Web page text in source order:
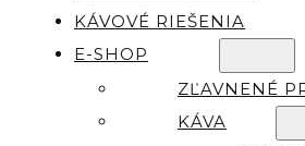
KÁVOVÉ RIEŠENIA
E-SHOP
ZĽAVNENÉ
KÁVA